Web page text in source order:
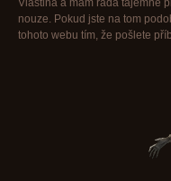
Vlastina a mám ráda tajemné
nouze. Pokud jste na tom
tohoto webu tím, že pošlete